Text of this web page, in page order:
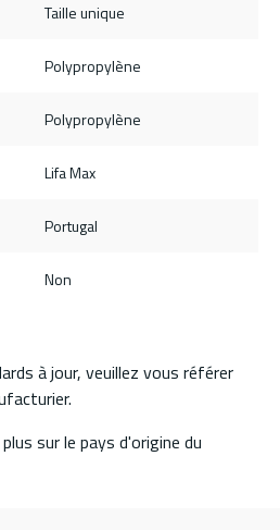
Taille unique
Polypropylène
Polypropylène
Lifa Max
Portugal
Non
à jour, veuillez vous référer
sur le pays d'origine du